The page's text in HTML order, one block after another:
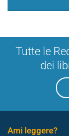
Tutte le
dei
Ami leggere?